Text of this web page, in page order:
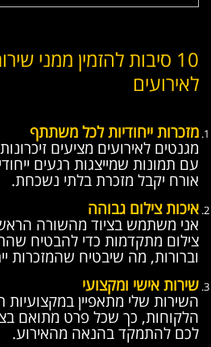
10 סיבות להזמין ממני
לאירועים
מזכרות ייחודיות לכל משתתף
מגנטים לאירועים מציעים
עם תמונות שמייצגות רגעים
אורח יקבל מזכרת בלתי נשכחת.
איכות צילום גבוהה
אני משתמש בציוד מהשורה
צילום מתקדמות כדי להבטיח
וברורות, מה שיבטיח שהמזכרות
שירות אישי ומקצועי
השירות שלי מתאפיין
הלקוחות, כך שכל פרט מתואם
לכם להתמקד בהנאה מהאירוע.